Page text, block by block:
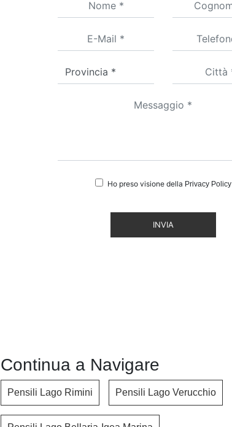
Ho preso visione della Privacy Policy
INVIA
Continua a Navigare
Pensili Lago Rimini Pensili Lago Verucchio